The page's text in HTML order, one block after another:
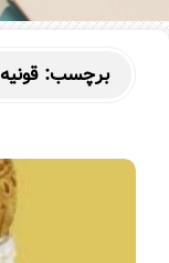
برچسب: قونیه